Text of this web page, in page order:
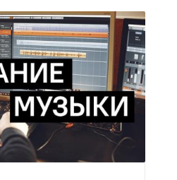
110,000.00₸